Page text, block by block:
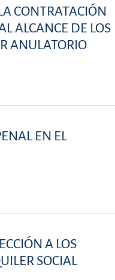
CONTRATACIÓN
ALCANCE DE LOS
ANULATORIO
EN EL
A LOS
SOCIAL